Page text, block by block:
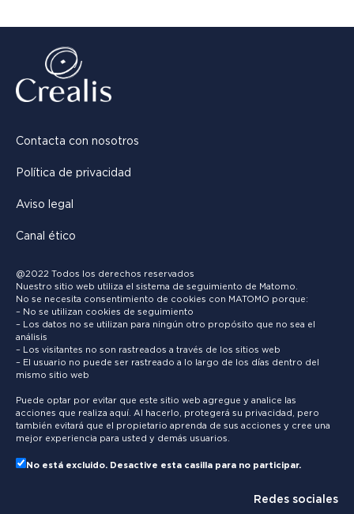
Contacta con nosotros
Política de privacidad
Aviso legal
Canal ético
@2022 Todos los derechos reservados
Nuestro sitio web utiliza el sistema de seguimiento de Matomo.
No se necesita consentimiento de cookies con MATOMO porque:
– No se utilizan cookies de seguimiento
– Los datos no se utilizan para ningún otro propósito que no sea el
análisis
– Los visitantes no son rastreados a través de los sitios web
– El usuario no puede ser rastreado a lo largo de los días dentro del
mismo sitio web
Puede optar por evitar que este sitio web agregue y analice las
acciones que realiza aquí. Al hacerlo, protegerá su privacidad, pero
también evitará que el propietario aprenda de sus acciones y cree una
mejor experiencia para usted y demás usuarios.
No está excluido. Desactive esta casilla para no participar.
Redes sociales